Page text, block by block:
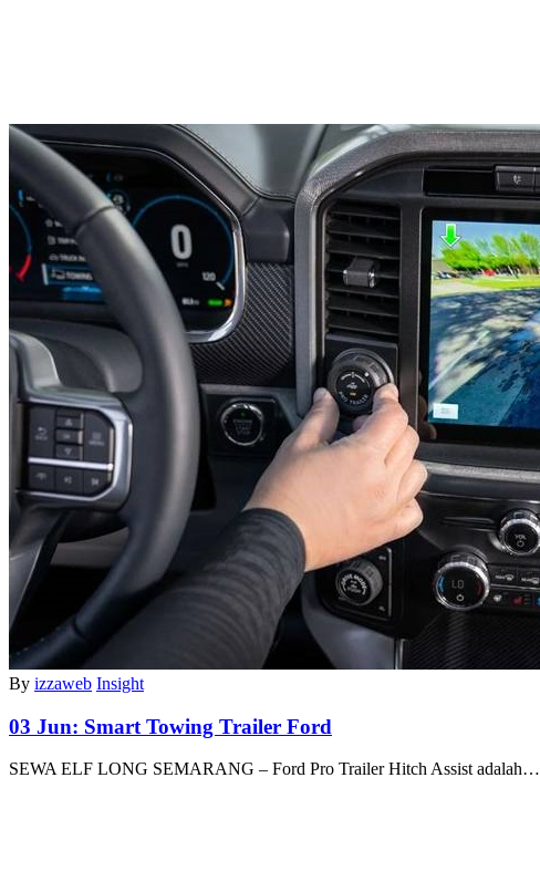
By izzaweb Insight
03 Jun: Smart Towing Trailer Ford
SEWA ELF LONG SEMARANG – Ford Pro Trailer Hitch Assist adalah…